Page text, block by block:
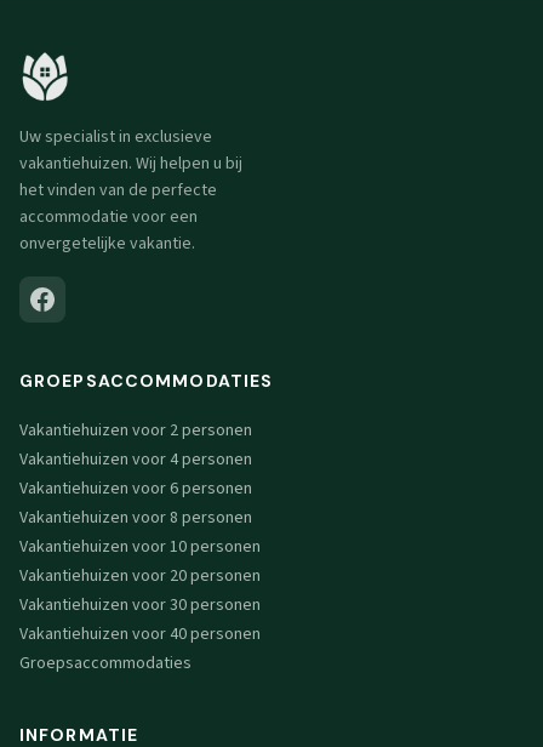
Uw specialist in exclusieve
vakantiehuizen. Wij helpen u bij
het vinden van de perfecte
accommodatie voor een
onvergetelijke vakantie.
GROEPSACCOMMODATIES
Vakantiehuizen voor 2 personen
Vakantiehuizen voor 4 personen
Vakantiehuizen voor 6 personen
Vakantiehuizen voor 8 personen
Vakantiehuizen voor 10 personen
Vakantiehuizen voor 20 personen
Vakantiehuizen voor 30 personen
Vakantiehuizen voor 40 personen
Groepsaccommodaties
INFORMATIE